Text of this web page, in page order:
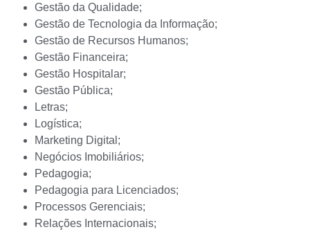
Gestão da Qualidade;
Gestão de Tecnologia da Informação;
Gestão de Recursos Humanos;
Gestão Financeira;
Gestão Hospitalar;
Gestão Pública;
Letras;
Logística;
Marketing Digital;
Negócios Imobiliários;
Pedagogia;
Pedagogia para Licenciados;
Processos Gerenciais;
Relações Internacionais;